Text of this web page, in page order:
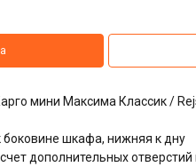
мини Максима Классик /
боковине шкафа, нижняя к дну
дополнительных отверстий